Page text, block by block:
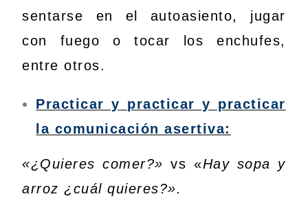
sentarse en el autoasiento, jugar
con fuego o tocar los enchufes,
entre otros.
Practicar y practicar y practicar
la comunicación asertiva:
«¿Quieres comer?» vs «Hay sopa y
arroz ¿cuál quieres?».